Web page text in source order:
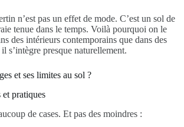
n’est pas un effet de mode. C’est un sol de
tenue dans le temps. Voilà pourquoi on le
des intérieurs contemporains que dans des
s’intègre presque naturellement.
et ses limites au sol ?
et pratiques
de cases. Et pas des moindres :